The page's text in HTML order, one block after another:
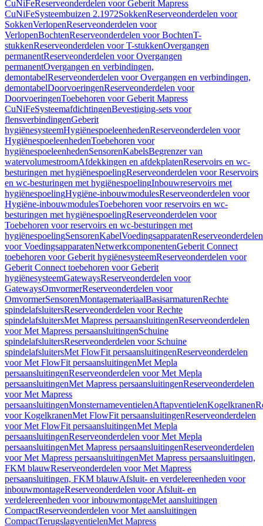
CuNiFeReserveonderdelen voor Geberit Mapress
CuNiFeSysteembuizen 2.1972SokkenReserveonderdelen voor
SokkenVerlopenReserveonderdelen voor
VerlopenBochtenReserveonderdelen voor BochtenT-
stukkenReserveonderdelen voor T-stukkenOvergangen
permanentReserveonderdelen voor Overgangen
permanentOvergangen en verbindingen,
demontabelReserveonderdelen voor Overgangen en verbindingen,
demontabelDoorvoeringenReserveonderdelen voor
DoorvoeringenToebehoren voor Geberit Mapress
CuNiFeSysteemafdichtingenBevestiging-sets voor
flensverbindingenGeberit
hygiënesysteemHygiënespoeleenhedenReserveonderdelen voor
HygiënespoeleenhedenToebehoren voor
hygiënespoeleenhedenSensorenKabelsBegrenzer van
watervolumestroomAfdekkingen en afdekplatenReservoirs en wc-
besturingen met hygiënespoelingReserveonderdelen voor Reservoirs
en wc-besturingen met hygiënespoelingInbouwreservoirs met
hygiënespoelingHygiëne-inbouwmodulesReserveonderdelen voor
Hygiëne-inbouwmodulesToebehoren voor reservoirs en wc-
besturingen met hygiënespoelingReserveonderdelen voor
Toebehoren voor reservoirs en wc-besturingen met
hygiënespoelingSensorenKabelVoedingsapparatenReserveonderdelen
voor VoedingsapparatenNetwerkcomponentenGeberit Connect
toebehoren voor Geberit hygiënesysteemReserveonderdelen voor
Geberit Connect toebehoren voor Geberit
hygiënesysteemGatewaysReserveonderdelen voor
GatewaysOmvormerReserveonderdelen voor
OmvormerSensorenMontagemateriaalBasisarmaturenRechte
spindelafsluitersReserveonderdelen voor Rechte
spindelafsluitersMet Mapress persaansluitingenReserveonderdelen
voor Met Mapress persaansluitingenSchuine
spindelafsluitersReserveonderdelen voor Schuine
spindelafsluitersMet FlowFit persaansluitingenReserveonderdelen
voor Met FlowFit persaansluitingenMet Mepla
persaansluitingenReserveonderdelen voor Met Mepla
persaansluitingenMet Mapress persaansluitingenReserveonderdelen
voor Met Mapress
persaansluitingenMonsternameventielenAftapventielenKogelkranen
voor KogelkranenMet FlowFit persaansluitingenReserveonderdelen
voor Met FlowFit persaansluitingenMet Mepla
persaansluitingenReserveonderdelen voor Met Mepla
persaansluitingenMet Mapress persaansluitingenReserveonderdelen
voor Met Mapress persaansluitingenMet Mapress persaansluitingen,
FKM blauwReserveonderdelen voor Met Mapress
persaansluitingen, FKM blauwAfsluit- en verdelereenheden voor
inbouwmontageReserveonderdelen voor Afsluit- en
verdelereenheden voor inbouwmontageMet aansluitingen
CompactReserveonderdelen voor Met aansluitingen
CompactTerugslagventielenMet Mapress